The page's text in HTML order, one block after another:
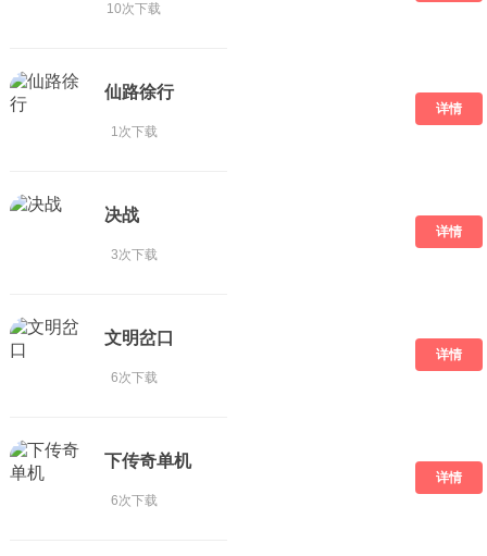
10次下载
仙路徐行
1次下载
详情
决战
3次下载
详情
文明岔口
6次下载
详情
下传奇单机
6次下载
详情